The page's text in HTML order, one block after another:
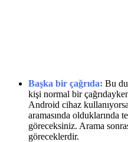
Başka bir çağrıda: Bu
kişi normal bir
Android cihaz
aramasında olduklarında
göreceksiniz. Arama
göreceklerdir.